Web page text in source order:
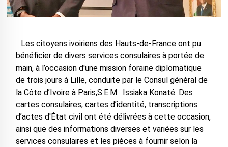
Les citoyens ivoiriens des Hauts-de-France ont pu
bénéficier de divers services consulaires à portée de
main, à l’occasion d'une mission foraine diplomatique
de trois jours à Lille, conduite par le Consul général de
la Côte d’Ivoire à Paris,S.E.M. Issiaka Konaté. Des
cartes consulaires, cartes d’identité, transcriptions
d’actes d'État civil ont été délivrées à cette occasion,
ainsi que des informations diverses et variées sur les
services consulaires et les pièces à fournir selon la